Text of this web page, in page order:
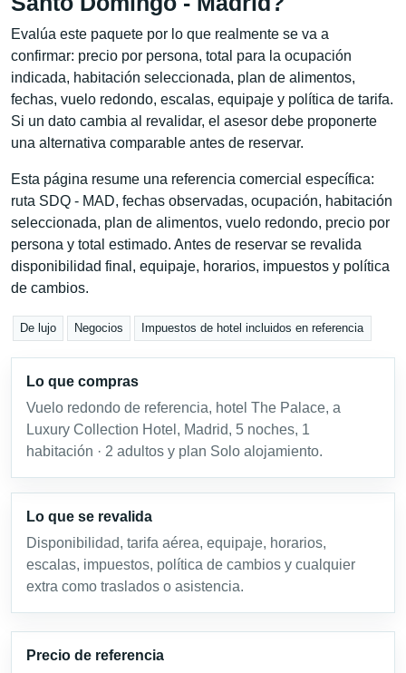
Evalúa este paquete por lo que realmente se va a
confirmar: precio por persona, total para la ocupación
indicada, habitación seleccionada, plan de alimentos,
fechas, vuelo redondo, escalas, equipaje y política de tarifa.
Si un dato cambia al revalidar, el asesor debe proponerte
una alternativa comparable antes de reservar.
Esta página resume una referencia comercial específica:
ruta SDQ - MAD, fechas observadas, ocupación, habitación
seleccionada, plan de alimentos, vuelo redondo, precio por
persona y total estimado. Antes de reservar se revalida
disponibilidad final, equipaje, horarios, impuestos y política
de cambios.
De lujo Negocios Impuestos de hotel incluidos en referencia
Lo que compras
Vuelo redondo de referencia, hotel The Palace, a
Luxury Collection Hotel, Madrid, 5 noches, 1
habitación · 2 adultos y plan Solo alojamiento.
Lo que se revalida
Disponibilidad, tarifa aérea, equipaje, horarios,
escalas, impuestos, política de cambios y cualquier
extra como traslados o asistencia.
Precio de referencia